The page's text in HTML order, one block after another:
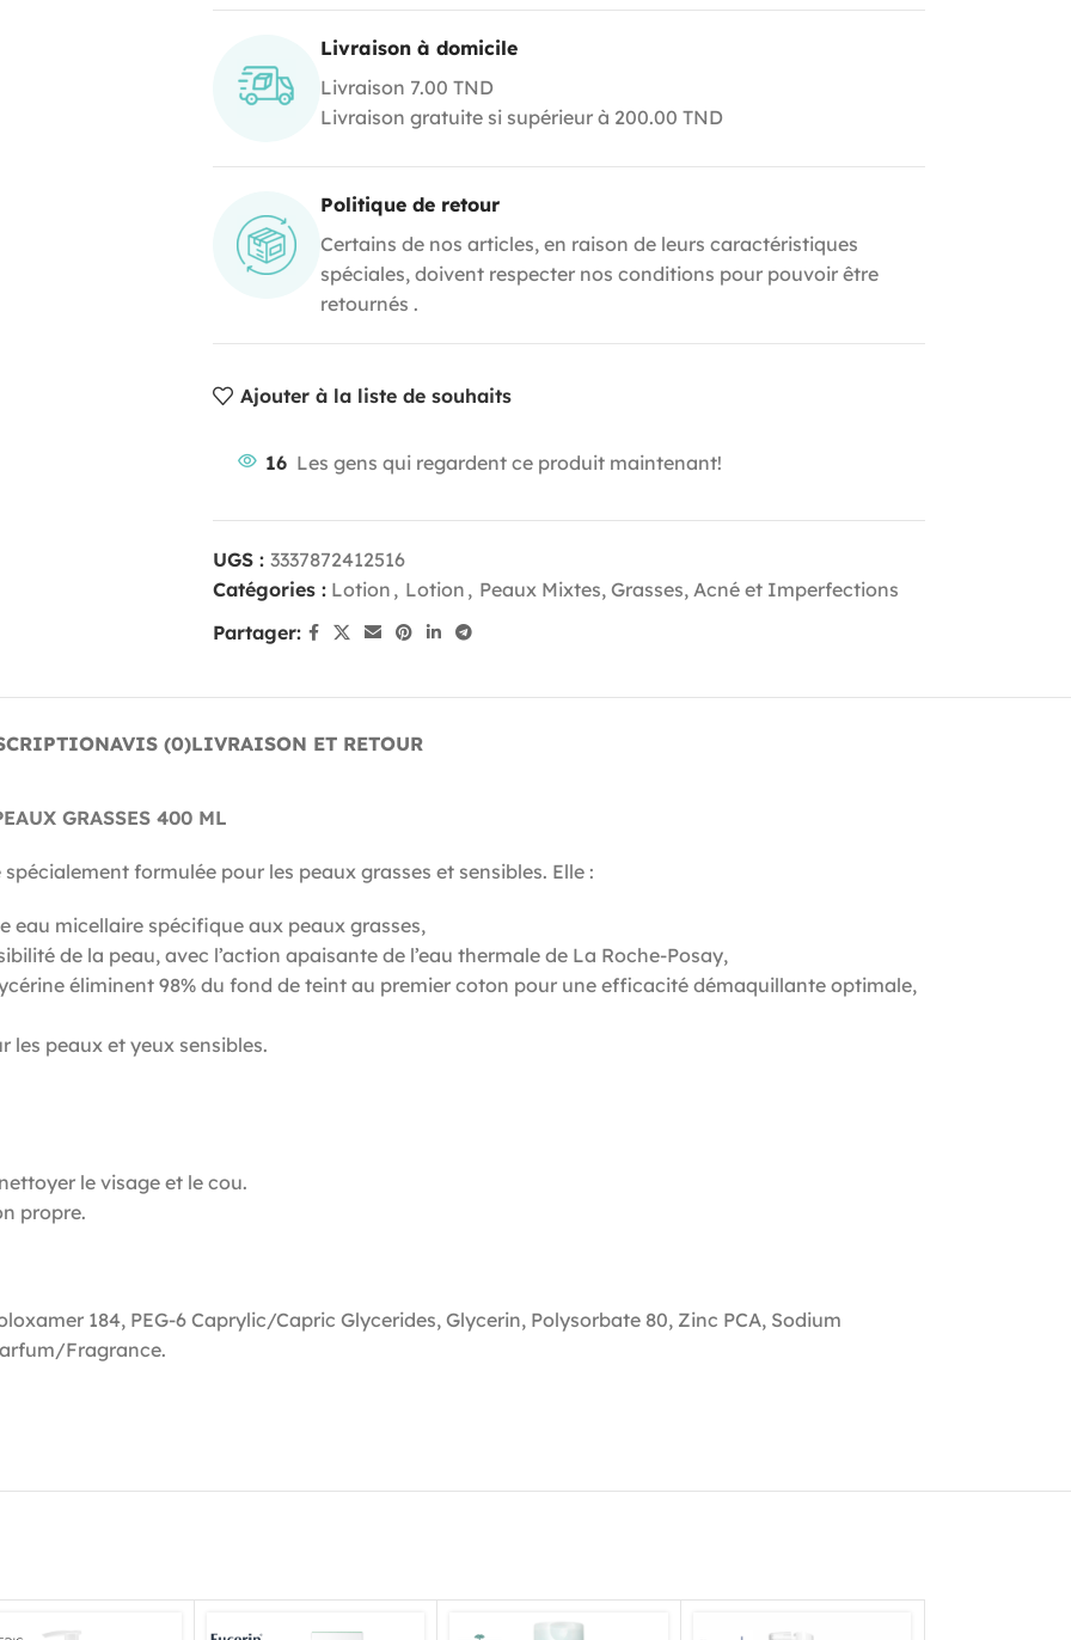
Livraison à domicile
Livraison 7.00 TND
Livraison gratuite si supérieur à 200.00 TND
Politique de retour
Certains de nos articles, en raison de leurs caractéristiques
spéciales, doivent respecter nos conditions pour pouvoir être
retournés .
Ajouter à la liste de souhaits
16 Les gens qui regardent ce produit maintenant!
UGS : 3337872412516
Catégories : Lotion , Lotion , Peaux Mixtes, Grasses, Acné et Imperfections
Partager:
AVIS (0)LIVRAISON ET RETOUR
GRASSES 400 ML
formulée pour les peaux grasses et sensibles. Elle :
eau micellaire spécifique aux peaux grasses,
de la peau, avec l’action apaisante de l’eau thermale de La Roche-Posay,
éliminent 98% du fond de teint au premier coton pour une efficacité démaquillante optimale,
peaux et yeux sensibles.
le visage et le cou.
propre.
184, PEG-6 Caprylic/Capric Glycerides, Glycerin, Polysorbate 80, Zinc PCA, Sodium
Fragrance.